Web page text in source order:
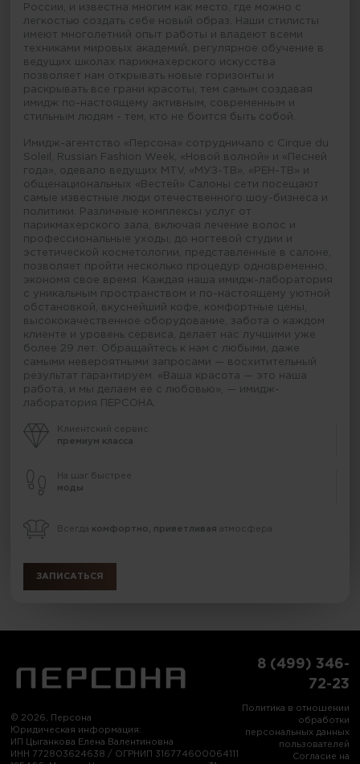
России, и известна многим как место, где можно с
легкостью создать себе новый образ. Наши стилисты
имеют многолетний опыт работы и владеют всеми
техниками мировых академий, регулярное обучение в
ведущих школах парикмахерского искусства
позволяет нам открывать новые горизонты и
раскрывать все грани красоты, тем самым создавая
имидж по-настоящему активным, современным и
стильным людям - тем, кто не боится быть собой.
Имидж-агентство «Персона» сотрудничало с Cirque du
Soleil, Russian Fashion Week, «Новой волной» и «Песней
года», одевало ведущих MTV, «МУЗ-ТВ», «РЕН-ТВ» и
общенациональных «Вестей» Салоны сети посещают
самые известные люди отечественного шоу-бизнеса и
политики. Различные комплексы услуг от
парикмахерского зала, включая лечение волос и
профессиональные уходы, до ногтевой студии и
эстетической косметологии, представленные в салоне,
позволяет пройти несколько процедур одновременно,
экономя свое время. Каждая наша имидж-лаборатория
с уникальным пространством и по-настоящему уютной
обстановкой, вкуснейший кофе, комфортные цены,
высококачественное оборудование, забота о каждом
клиенте и уровень сервиса, делает нас лучшими уже
более 29 лет. Обращайтесь к нам с любыми, даже
самыми невероятными запросами — восхитительный
результат гарантируем. «Ваша красота — это наша
работа, и мы делаем ее с любовью», — имидж-
лаборатория ПЕРСОНА.
Клиентский сервис
премиум класса
На шаг быстрее
моды
Всегда комфортно, приветливая атмосфера
ЗАПИСАТЬСЯ
© 2026, Персона
Юридическая информация:
ИП Цыганкова Елена Валентиновна
ИНН 772803624638 / ОГРНИП 316774600064111
8 (499) 346-
72-23
Политика в отношении
обработки
персональных данных
пользователей
Согласие на